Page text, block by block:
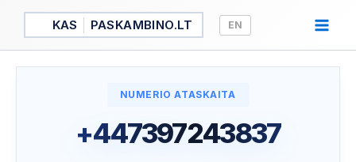
Pereiti
turinio
KAS PASKAMBINO.LT EN
NUMERIO ATASKAITA
+447397243837